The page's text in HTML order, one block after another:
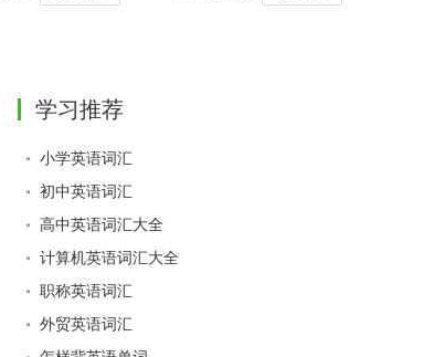
学习推荐
小学英语词汇
初中英语词汇
高中英语词汇大全
计算机英语词汇大全
职称英语词汇
外贸英语词汇